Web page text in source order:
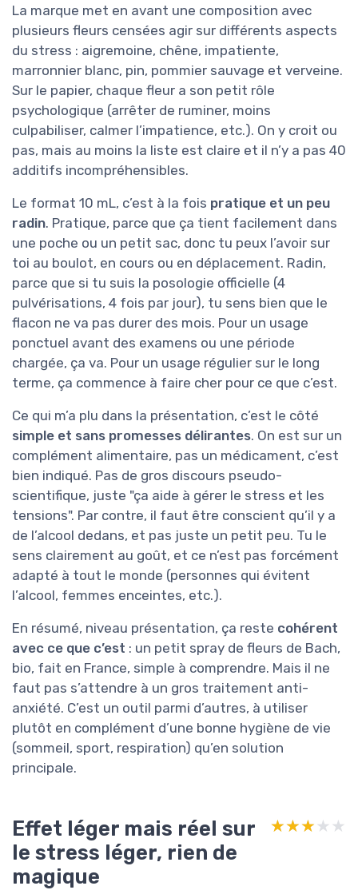
La marque met en avant une composition avec
plusieurs fleurs censées agir sur différents aspects
du stress : aigremoine, chêne, impatiente,
marronnier blanc, pin, pommier sauvage et verveine.
Sur le papier, chaque fleur a son petit rôle
psychologique (arrêter de ruminer, moins
culpabiliser, calmer l’impatience, etc.). On y croit ou
pas, mais au moins la liste est claire et il n’y a pas 40
additifs incompréhensibles.
Le format 10 mL, c’est à la fois pratique et un peu
radin. Pratique, parce que ça tient facilement dans
une poche ou un petit sac, donc tu peux l’avoir sur
toi au boulot, en cours ou en déplacement. Radin,
parce que si tu suis la posologie officielle (4
pulvérisations, 4 fois par jour), tu sens bien que le
flacon ne va pas durer des mois. Pour un usage
ponctuel avant des examens ou une période
chargée, ça va. Pour un usage régulier sur le long
terme, ça commence à faire cher pour ce que c’est.
Ce qui m’a plu dans la présentation, c’est le côté
simple et sans promesses délirantes. On est sur un
complément alimentaire, pas un médicament, c’est
bien indiqué. Pas de gros discours pseudo-
scientifique, juste "ça aide à gérer le stress et les
tensions". Par contre, il faut être conscient qu’il y a
de l’alcool dedans, et pas juste un petit peu. Tu le
sens clairement au goût, et ce n’est pas forcément
adapté à tout le monde (personnes qui évitent
l’alcool, femmes enceintes, etc.).
En résumé, niveau présentation, ça reste cohérent
avec ce que c’est : un petit spray de fleurs de Bach,
bio, fait en France, simple à comprendre. Mais il ne
faut pas s’attendre à un gros traitement anti-
anxiété. C’est un outil parmi d’autres, à utiliser
plutôt en complément d’une bonne hygiène de vie
(sommeil, sport, respiration) qu’en solution
principale.
Effet léger mais réel sur
le stress léger, rien de
magique
★★★★★
★★★★★